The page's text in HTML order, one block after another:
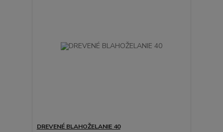
DREVENÉ BLAHOŽELANIE 40